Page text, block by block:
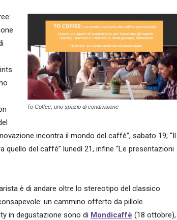
To Coffee, uno spazio di condivisione
incontra il mondo del caffè”, sabato 19; “Il
del caffè” lunedì 21, infine “Le presentazioni
è di andare oltre lo stereotipo del classico
un cammino offerto da pillole
in degustazione sono di Mondicaffè (18 ottobre),